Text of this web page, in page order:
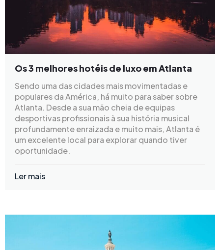
Os 3 melhores hotéis de luxo em Atlanta
Sendo uma das cidades mais movimentadas e
populares da América, há muito para saber sobre
Atlanta. Desde a sua mão cheia de equipas
desportivas profissionais à sua história musical
profundamente enraizada e muito mais, Atlanta é
um excelente local para explorar quando tiver
oportunidade.
Ler mais